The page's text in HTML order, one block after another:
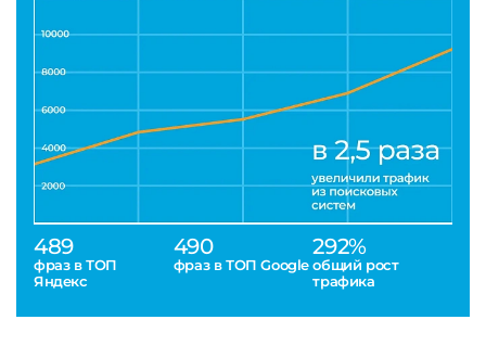
489
фраз в ТОП
Яндекс
490
фраз в ТОП Google
292%
общий рост
трафика